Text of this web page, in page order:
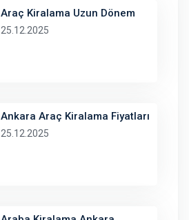
Araç Kiralama Uzun Dönem
25.12.2025
Ankara Araç Kiralama Fiyatları
25.12.2025